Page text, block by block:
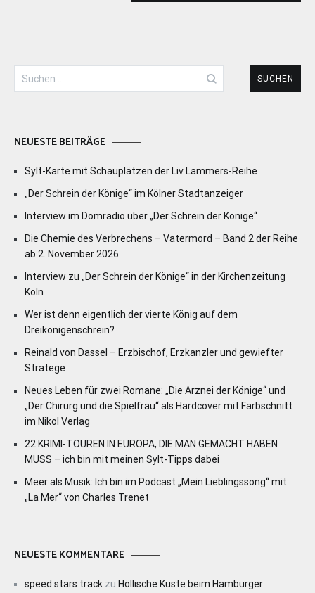
Suchen
nach:
NEUESTE BEITRÄGE
Sylt-Karte mit Schauplätzen der Liv Lammers-Reihe
„Der Schrein der Könige“ im Kölner Stadtanzeiger
Interview im Domradio über „Der Schrein der Könige“
Die Chemie des Verbrechens – Vatermord – Band 2 der Reihe
ab 2. November 2026
Interview zu „Der Schrein der Könige“ in der Kirchenzeitung
Köln
Wer ist denn eigentlich der vierte König auf dem
Dreikönigenschrein?
Reinald von Dassel – Erzbischof, Erzkanzler und gewiefter
Stratege
Neues Leben für zwei Romane: „Die Arznei der Könige“ und
„Der Chirurg und die Spielfrau“ als Hardcover mit Farbschnitt
im Nikol Verlag
22 KRIMI-TOUREN IN EUROPA, DIE MAN GEMACHT HABEN
MUSS – ich bin mit meinen Sylt-Tipps dabei
Meer als Musik: Ich bin im Podcast „Mein Lieblingssong“ mit
„La Mer“ von Charles Trenet
NEUESTE KOMMENTARE
speed stars track zu Höllische Küste beim Hamburger